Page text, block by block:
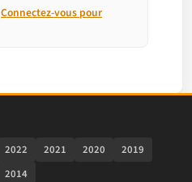
Connectez-vous pour
2022 2021 2020
2019
2014